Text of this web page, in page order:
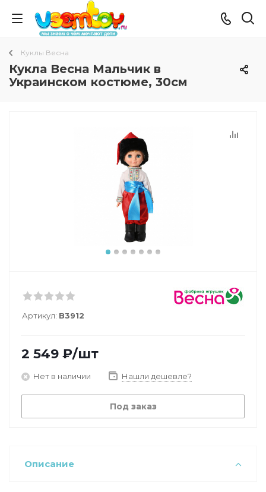
Куклы Весна
Кукла Весна Мальчик в
Украинском костюме, 30см
Артикул: В3912
2 549 ₽/шт
Нет в наличии Нашли дешевле?
Под заказ
Описание